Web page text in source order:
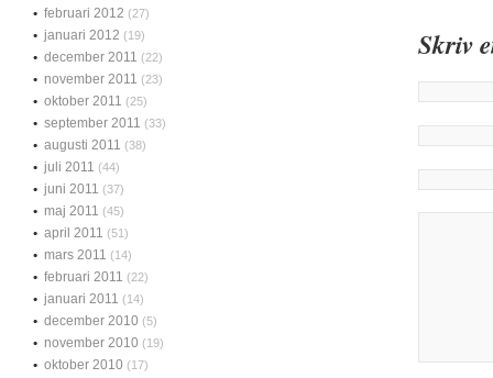
Skriv
februari 2012 (27)
januari 2012 (19)
december 2011 (22)
november 2011 (23)
oktober 2011 (25)
september 2011 (33)
augusti 2011 (38)
juli 2011 (44)
juni 2011 (37)
maj 2011 (45)
april 2011 (51)
mars 2011 (14)
februari 2011 (22)
januari 2011 (14)
december 2010 (5)
november 2010 (19)
oktober 2010 (17)